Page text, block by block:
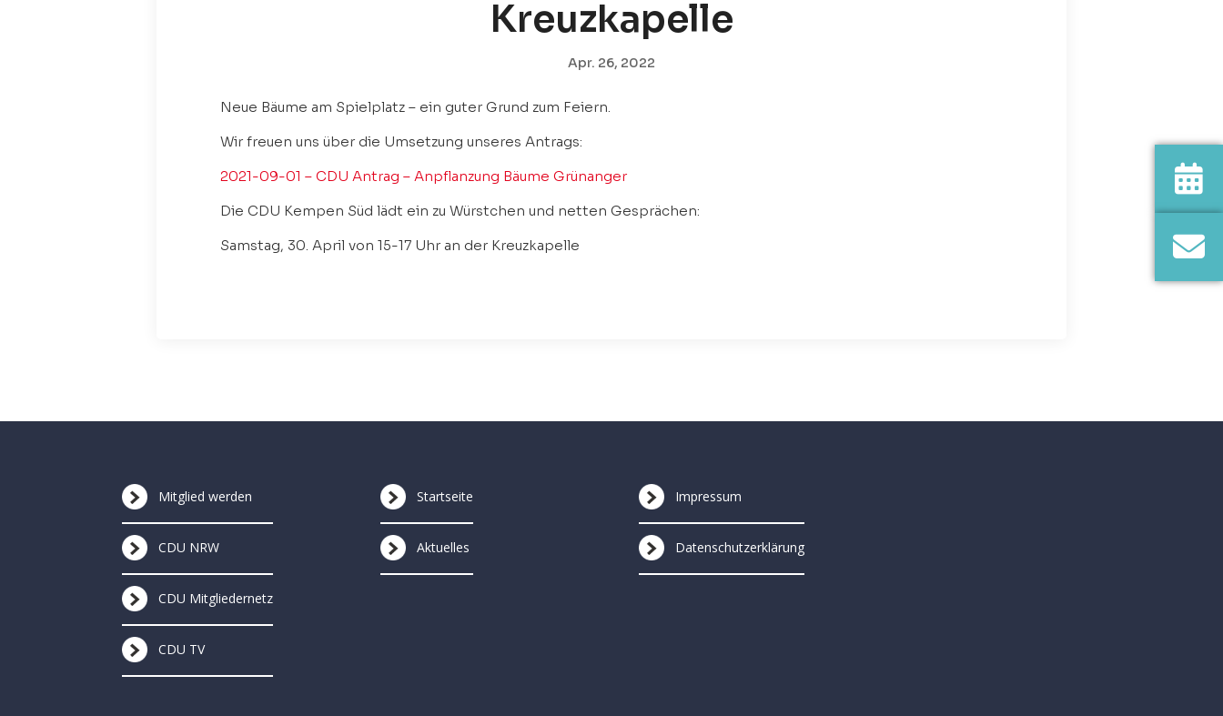
Kreuzkapelle
Apr. 26, 2022
Neue Bäume am Spielplatz – ein guter Grund zum Feiern.
Wir freuen uns über die Umsetzung unseres Antrags:
2021-09-01 – CDU Antrag – Anpflanzung Bäume Grünanger
Die CDU Kempen Süd lädt ein zu Würstchen und netten Gesprächen:
Samstag, 30. April von 15-17 Uhr an der Kreuzkapelle
Mitglied werden
CDU NRW
CDU Mitgliedernetz
CDU TV
Startseite
Aktuelles
Impressum
Datenschutzerklärung